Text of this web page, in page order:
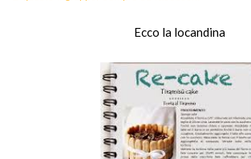
Ecco la locandina